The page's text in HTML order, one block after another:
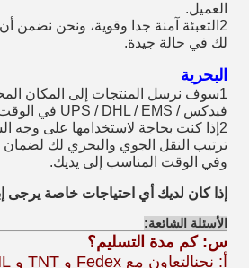
العميل.
2التعبئة آمنة جدا وقوية، ونحن نضمن
لك في حالة جيدة.
البحرية
1سوف نرسل المنتجات إلى المكان
فيدكس / UPS / DHL / EMS في الوقت المناسب.
2إذا كنت بحاجة لاستخدامها على وجه
ترتيب النقل الجوي والبحري لك لضمان
وفي الوقت المناسب إلى يديك.
إذا كان لديك أي احتياجات خاصة يرجى
الأسئلة الشائعة:
س: كم مدة التسليم؟
أ: نحن